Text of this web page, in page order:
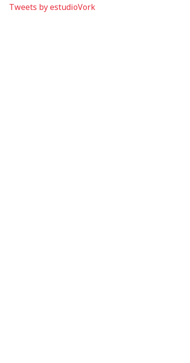
Tweets by estudioVork